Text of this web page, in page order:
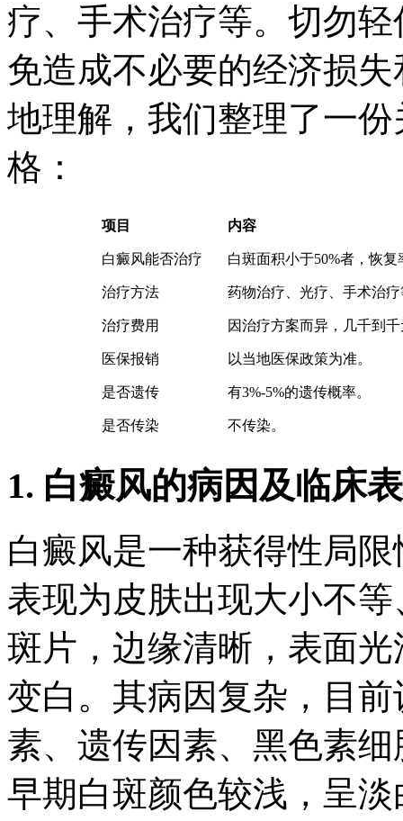
疗、手术治疗等。切勿
免造成不必要的经济损
地理解，我们整理了一
格：
项目 内容
白癜风能否治疗 白斑面积小于50%者，恢
治疗方法 药物治疗、光疗、手术治
治疗费用 因治疗方案而异，几千到
医保报销 以当地医保政策为准。
是否遗传 有3%-5%的遗传概率。
是否传染 不传染。
1. 白癜风的病因及临床
白癜风是一种获得性局
表现为皮肤出现大小不
斑片，边缘清晰，表面
变白。其病因复杂，目
素、遗传因素、黑色素
早期白斑颜色较浅，呈